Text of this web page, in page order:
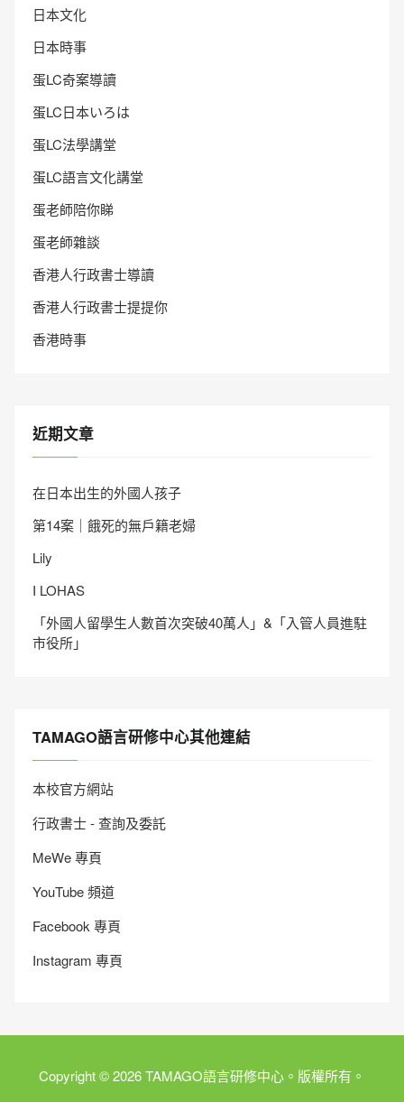
日本文化
日本時事
蛋LC奇案導讀
蛋LC日本いろは
蛋LC法學講堂
蛋LC語言文化講堂
蛋老師陪你睇
蛋老師雜談
香港人行政書士導讀
香港人行政書士提提你
香港時事
近期文章
在日本出生的外國人孩子
第14案｜餓死的無戶籍老婦
Lily
I LOHAS
「外國人留學生人數首次突破40萬人」&「入管人員進駐
市役所」
TAMAGO語言研修中心其他連結
本校官方網站
行政書士 - 查詢及委託
MeWe 專頁
YouTube 頻道
Facebook 專頁
Instagram 專頁
Copyright © 2026 TAMAGO語言研修中心。版權所有。